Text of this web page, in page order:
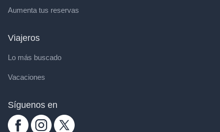
Aumenta tus reservas
Viajeros
Lo más buscado
Vacaciones
Síguenos en